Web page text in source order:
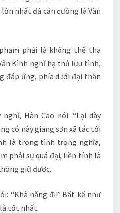
nhất đá cản đường là Vân
phải là không thể tha
Kình nghĩ hạ thủ lưu tình,
đáp ứng, phía dưới đại thần
Hàn Cao nói: “Lại dày
có này giang sơn xã tắc tới
là trọng tình trọng nghĩa,
phải sự quá đại, liền tính là
giữ được.
“Khả năng đi!” Bất kể như
là tốt nhất.